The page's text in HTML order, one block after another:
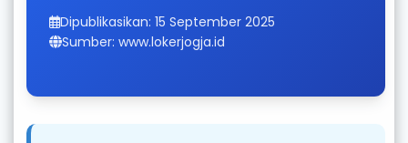
Dipublikasikan: 15 September 2025
Sumber: www.lokerjogja.id